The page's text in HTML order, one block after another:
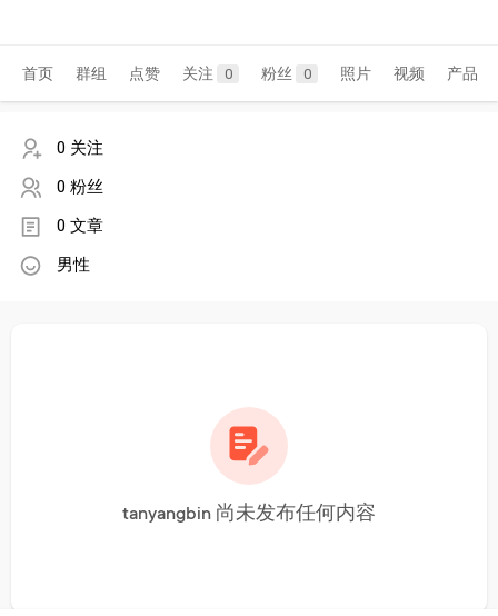
首页 群组 点赞 关注 0 粉丝 0 照片 视频 产品
0 关注
0 粉丝
0 文章
男性
tanyangbin 尚未发布任何内容